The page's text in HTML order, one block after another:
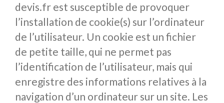
devis.fr est susceptible de provoquer
l’installation de cookie(s) sur l’ordinateur
de l’utilisateur. Un cookie est un fichier
de petite taille, qui ne permet pas
l’identification de l’utilisateur, mais qui
enregistre des informations relatives à la
navigation d’un ordinateur sur un site. Les